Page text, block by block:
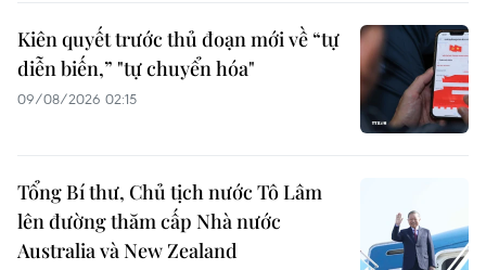
Kiên quyết trước thủ đoạn mới về “tự
diễn biến,” "tự chuyển hóa"
09/08/2026 02:15
Tổng Bí thư, Chủ tịch nước Tô Lâm
lên đường thăm cấp Nhà nước
Australia và New Zealand